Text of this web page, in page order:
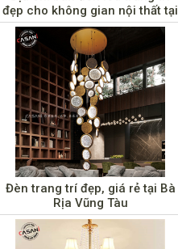
đẹp cho không gian nội thất tại
Cao Bằng
Đèn trang trí đẹp, giá rẻ tại Bà
Rịa Vũng Tàu